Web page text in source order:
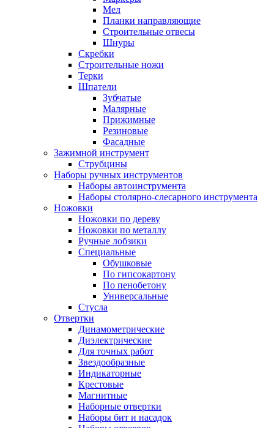
Мел
Планки направляющие
Строительные отвесы
Шнуры
Скребки
Строительные ножи
Терки
Шпатели
Зубчатые
Малярные
Прижимные
Резиновые
Фасадные
Зажимной инструмент
Струбцины
Наборы ручных инструментов
Наборы автоинструмента
Наборы столярно-слесарного инструмента
Ножовки
Ножовки по дереву
Ножовки по металлу
Ручные лобзики
Специальные
Обушковые
По гипсокартону
По пенобетону
Универсальные
Стусла
Отвертки
Динамометрические
Диэлектрические
Для точных работ
Звездообразные
Индикаторные
Крестовые
Магнитные
Наборные отвертки
Наборы бит и насадок